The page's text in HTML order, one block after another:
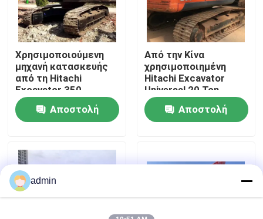
Επισκεψή εργοστασίου
Έλεγχος ποιότητας
Επικοινωνήστε μαζί μας
Μηχανήματα Οδοποιίας
Χρησιμοποιημένες κατασκευαστικές μηχανές
Χρησιμοποιούμενη
μηχανή κατασκευής
από τη Hitachi
Excavator 350,
μεταχειρισμένη
Αποστολή
Από την Κίνα
χρησιμοποιημένη
Hitachi Excavator
Universal 20 Ton
Crawler Excavator
Αποστολή
admin